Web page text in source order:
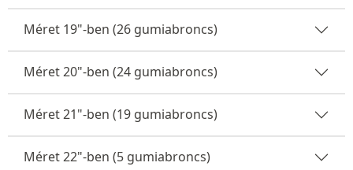
Méret 19"-ben (26 gumiabroncs)
Méret 20"-ben (24 gumiabroncs)
Méret 21"-ben (19 gumiabroncs)
Méret 22"-ben (5 gumiabroncs)